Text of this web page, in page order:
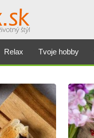
Relax Tvoje hobby